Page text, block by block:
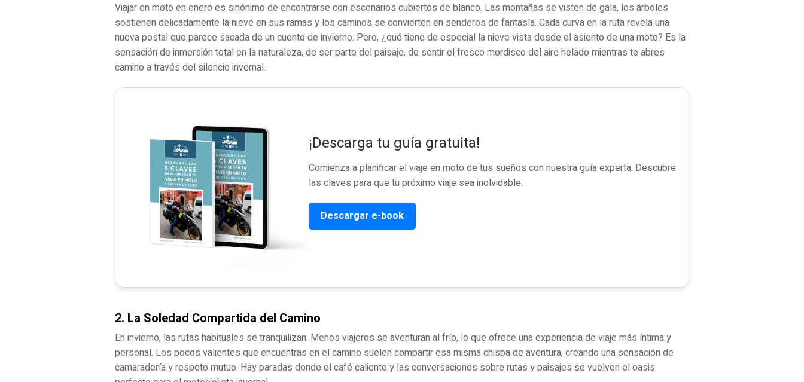
Viajar en moto en enero es sinónimo de encontrarse con escenarios cubiertos de blanco. Las montañas se visten de gala, los árboles
sostienen delicadamente la nieve en sus ramas y los caminos se convierten en senderos de fantasía. Cada curva en la ruta revela una
nueva postal que parece sacada de un cuento de invierno. Pero, ¿qué tiene de especial la nieve vista desde el asiento de una moto? Es la
sensación de inmersión total en la naturaleza, de ser parte del paisaje, de sentir el fresco mordisco del aire helado mientras te abres
camino a través del silencio invernal.
¡Descarga tu guía gratuita!
Comienza a planificar el viaje en moto de tus sueños con nuestra guía experta. Descubre
las claves para que tu próximo viaje sea inolvidable.
Descargar e-book
2. La Soledad Compartida del Camino
En invierno, las rutas habituales se tranquilizan. Menos viajeros se aventuran al frío, lo que ofrece una experiencia de viaje más íntima y
personal. Los pocos valientes que encuentras en el camino suelen compartir esa misma chispa de aventura, creando una sensación de
camaradería y respeto mutuo. Hay paradas donde el café caliente y las conversaciones sobre rutas y paisajes se vuelven el oasis